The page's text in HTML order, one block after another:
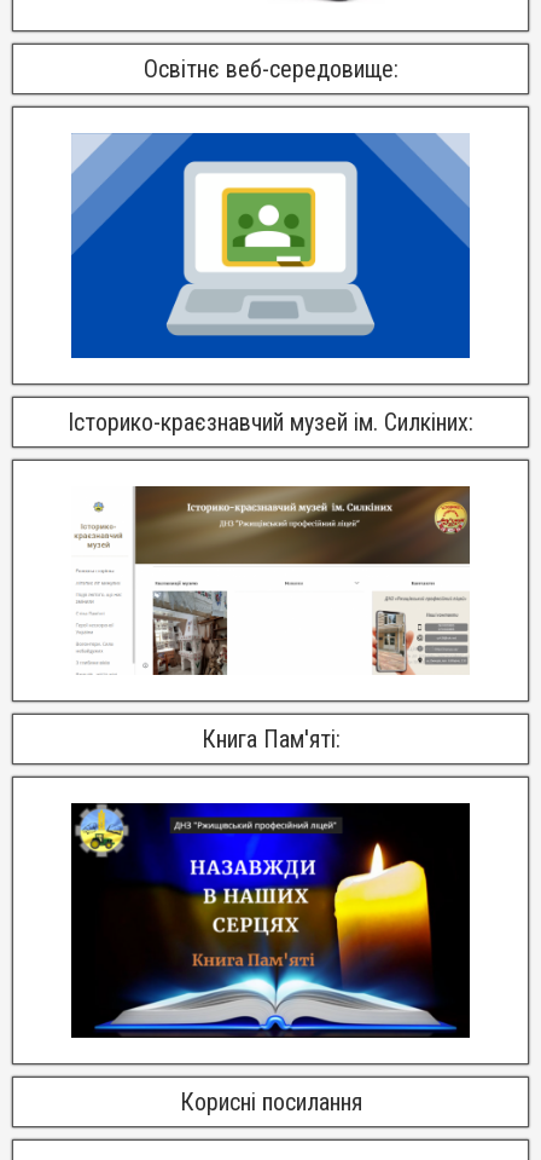
Освітнє веб-середовище:
Історико-краєзнавчий музей ім. Силкіних:
Книга Пам'яті:
Корисні посилання